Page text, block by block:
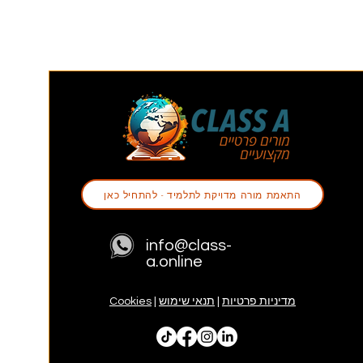
info@class-
a.online
מדיניות פרטיות תנאי שימוש |
Cookies
התאמת מורה מדויקת לתלמיד - להתחיל כאן